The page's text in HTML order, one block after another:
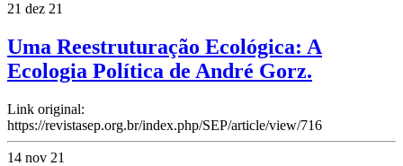
21 dez 21
Uma Reestruturação Ecológica: A
Ecologia Política de André Gorz.
Link original:
https://revistasep.org.br/index.php/SEP/article/view/716
14 nov 21